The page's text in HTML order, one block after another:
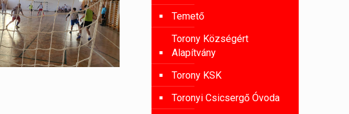
Temető
Torony Községért
Alapítvány
Torony KSK
Toronyi Csicsergő Óvoda